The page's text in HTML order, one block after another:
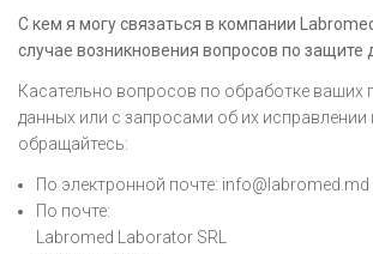
С кем я могу связаться в компании
случае возникновения вопросов по защите
Касательно вопросов по обработке ваших
данных или с запросами об их исправлении
обращайтесь:
По электронной почте: info@labromed.md
По почте:
Labromed Laborator SRL